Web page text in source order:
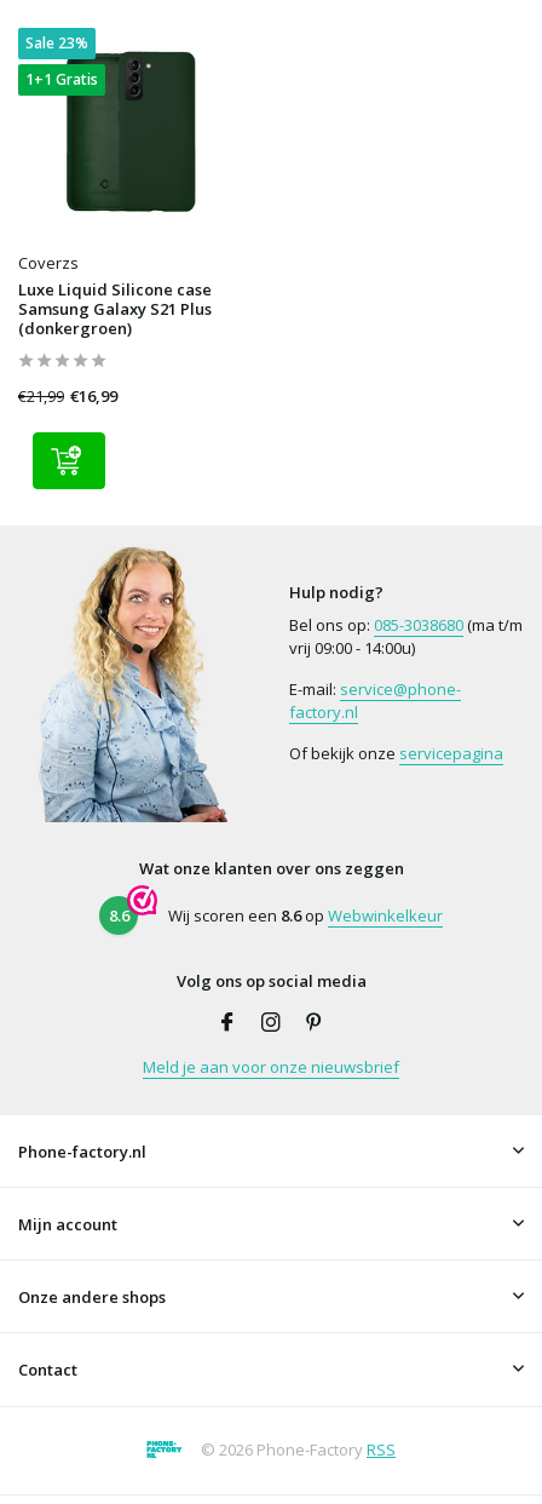
Sale 23%
1+1 Gratis
Coverzs
Luxe Liquid Silicone case
Samsung Galaxy S21 Plus
(donkergroen)
€21,99 €16,99
Hulp nodig?
Bel ons op: 085-3038680(ma t/m
vrij 09:00 - 14:00u)
E-mail: service@phone-
factory.nl
Of bekijk onze servicepagina
Wat onze klanten over ons zeggen
8.6 Wij scoren een 8.6op Webwinkelkeur
Volg ons op social media
Meld je aan voor onze nieuwsbrief
Phone-factory.nl
Mijn account
Onze andere shops
Contact
© 2026 Phone-FactoryRSS